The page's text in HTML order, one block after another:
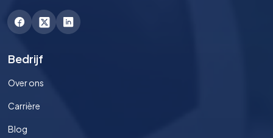
Bedrijf
Over ons
Carrière
Blog